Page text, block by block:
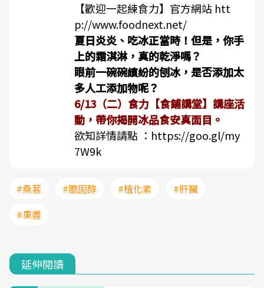
【歡迎一起練食力】官方網站 htt
p://www.foodnext.net/
夏日炎炎、吃冰正當時！但是，你手
上的霜淇淋，真的乾淨嗎？
眼前一碗碗繽紛的刨冰，是否添加太
多人工添加物呢？
6/13（二）食力【食鋪講堂】講座活
動，帶你揭開冰品食安真面目。
欲知詳情請點 ： https://goo.gl/my
7W9k
#桑葚 #膽固醇 #植化素
#肝臟
#果醬
延伸閱讀